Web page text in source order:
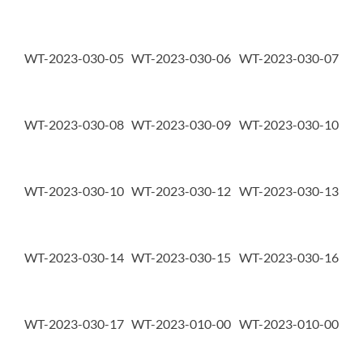
WT-2023-030-05 WT-2023-030-06 WT-2023-030-07
WT-2023-030-08 WT-2023-030-09 WT-2023-030-10
WT-2023-030-10 WT-2023-030-12 WT-2023-030-13
WT-2023-030-14 WT-2023-030-15 WT-2023-030-16
WT-2023-030-17 WT-2023-010-00 WT-2023-010-00